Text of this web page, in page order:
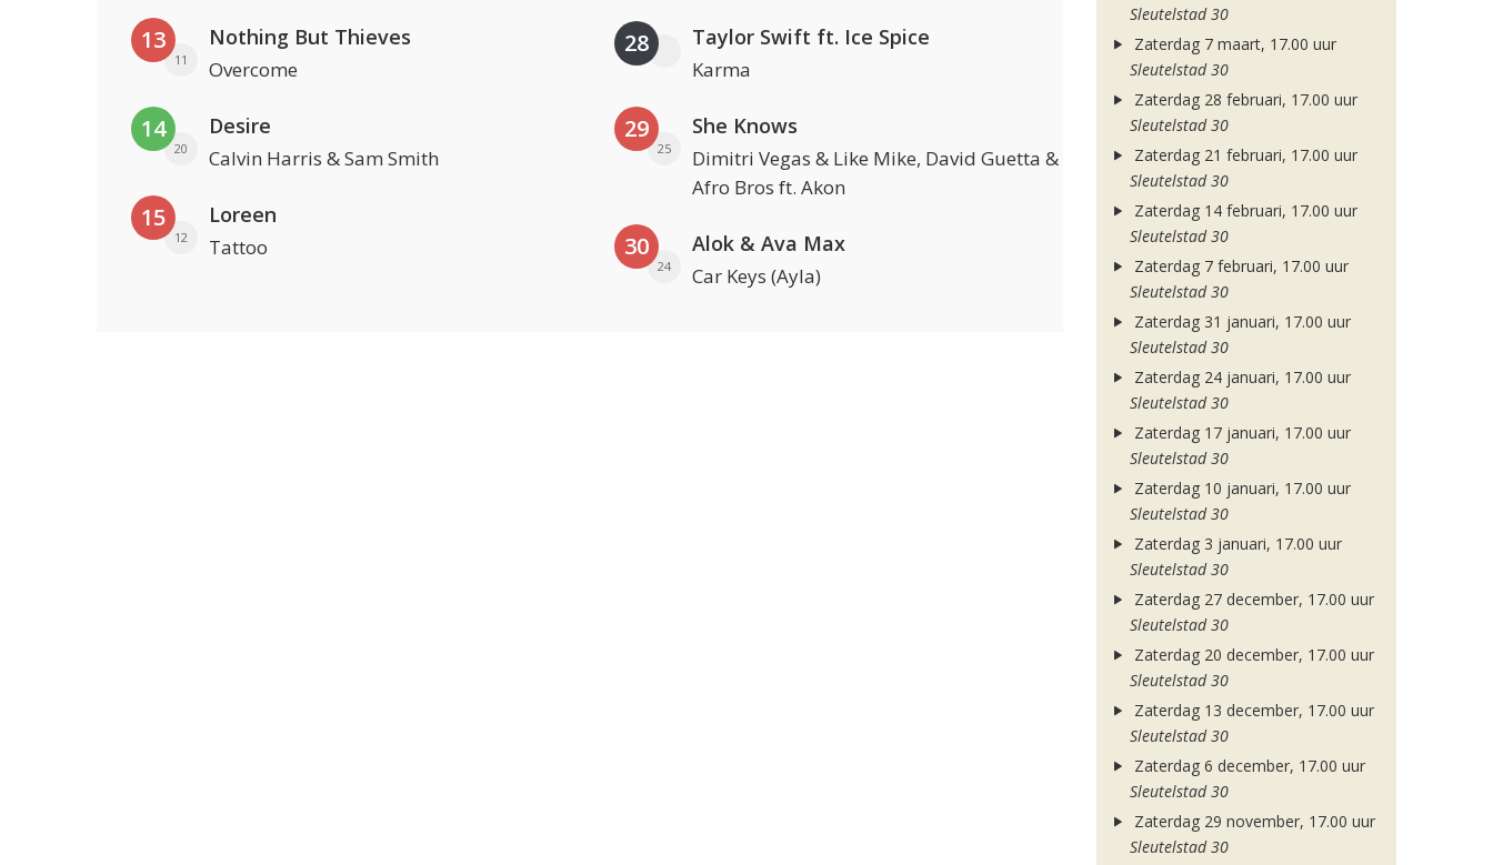
13
11
Nothing But Thieves
Overcome
14
20
Desire
Calvin Harris & Sam Smith
15
12
Loreen
Tattoo
28 Taylor Swift ft. Ice Spice
Karma
29
25
She Knows
Dimitri Vegas & Like Mike, David Guetta &
Afro Bros ft. Akon
30
24
Alok & Ava Max
Car Keys (Ayla)
Sleutelstad 30
Zaterdag 7 maart, 17.00 uur
Sleutelstad 30
Zaterdag 28 februari, 17.00 uur
Sleutelstad 30
Zaterdag 21 februari, 17.00 uur
Sleutelstad 30
Zaterdag 14 februari, 17.00 uur
Sleutelstad 30
Zaterdag 7 februari, 17.00 uur
Sleutelstad 30
Zaterdag 31 januari, 17.00 uur
Sleutelstad 30
Zaterdag 24 januari, 17.00 uur
Sleutelstad 30
Zaterdag 17 januari, 17.00 uur
Sleutelstad 30
Zaterdag 10 januari, 17.00 uur
Sleutelstad 30
Zaterdag 3 januari, 17.00 uur
Sleutelstad 30
Zaterdag 27 december, 17.00 uur
Sleutelstad 30
Zaterdag 20 december, 17.00 uur
Sleutelstad 30
Zaterdag 13 december, 17.00 uur
Sleutelstad 30
Zaterdag 6 december, 17.00 uur
Sleutelstad 30
Zaterdag 29 november, 17.00 uur
Sleutelstad 30